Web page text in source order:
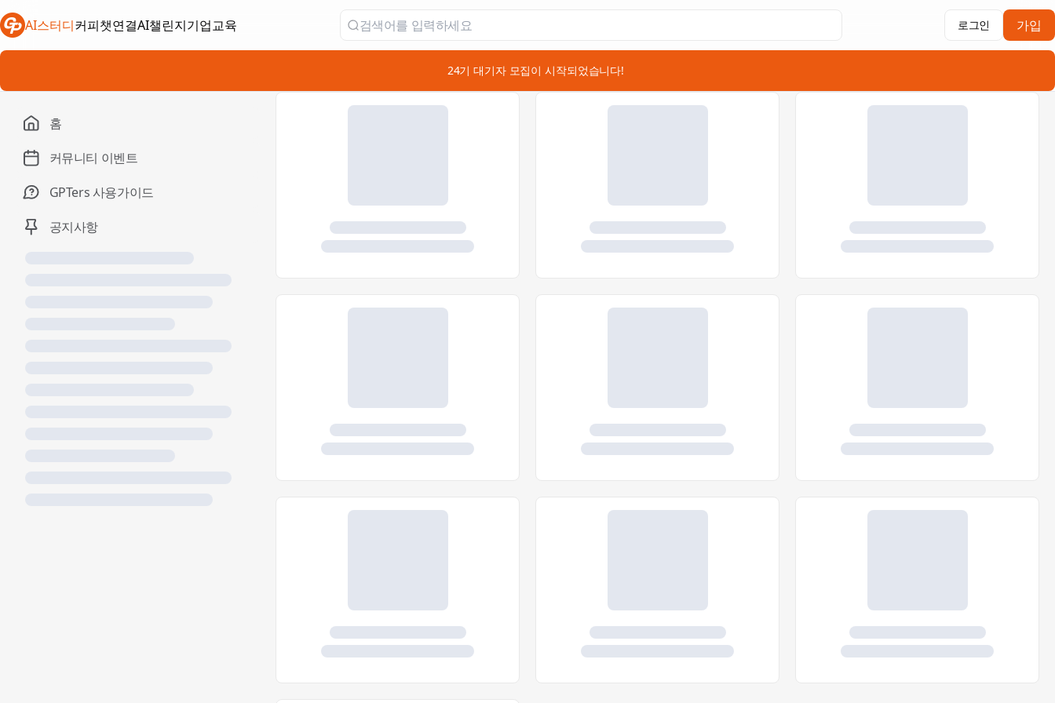
AI스터디커피챗연결
새 탭에서 열림AI챌린지
새 탭에서 열림
기업교육
새 탭에서 열림 가입
로그인
📣 24기 대기자 모집이 시작되었습니다!
홈
커뮤니티 이벤트
GPTers 사용가이드
공지사항